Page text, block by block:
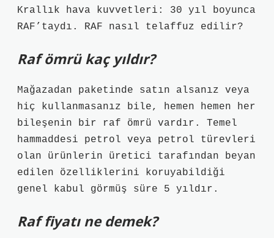
Krallık hava kuvvetleri: 30 yıl boyunca
RAF’taydı. RAF nasıl telaffuz edilir?
Raf ömrü kaç yıldır?
Mağazadan paketinde satın alsanız veya
hiç kullanmasanız bile, hemen hemen her
bileşenin bir raf ömrü vardır. Temel
hammaddesi petrol veya petrol türevleri
olan ürünlerin üretici tarafından beyan
edilen özelliklerini koruyabildiği
genel kabul görmüş süre 5 yıldır.
Raf fiyatı ne demek?